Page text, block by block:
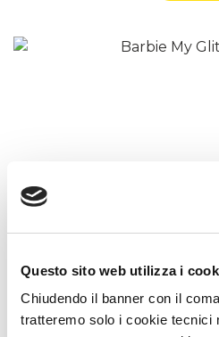
Questo sito web utilizza i
Chiudendo il banner con il
tratteremo solo i cookie tecnici
Barbie My
Aggiungi al